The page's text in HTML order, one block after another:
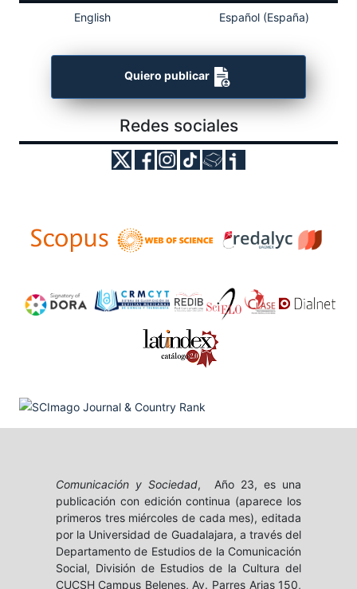
English Español (España)
Quiero publicar
Redes sociales
Comunicación y Sociedad, Año 23, es una
publicación con edición continua (aparece los
primeros tres miércoles de cada mes), editada
por la Universidad de Guadalajara, a través del
Departamento de Estudios de la Comunicación
Social, División de Estudios de la Cultura del
CUCSH Campus Belenes, Av. Parres Arias 150,